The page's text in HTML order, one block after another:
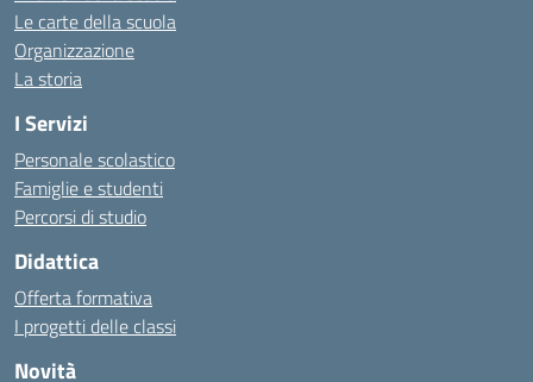
Le carte della scuola
Organizzazione
La storia
I Servizi
Personale scolastico
Famiglie e studenti
Percorsi di studio
Didattica
Offerta formativa
I progetti delle classi
Novità